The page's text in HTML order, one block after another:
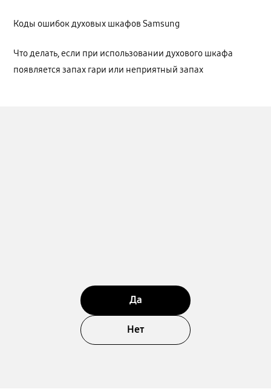
Коды ошибок духовых шкафов Samsung
Что делать, если при использовании духового шкафа
появляется запах гари или неприятный запах
Да
Нет